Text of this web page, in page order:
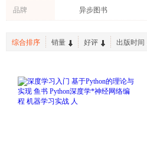
品牌 异步图书
综合排序 销量 好评 出版时间